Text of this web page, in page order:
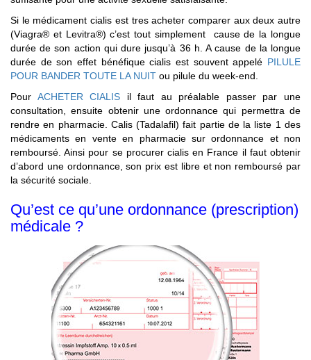
Si le médicament cialis est tres acheter comparer aux deux autre
(Viagra® et Levitra®) c’est tout simplement cause de la longue
durée de son action qui dure jusqu’à 36 h. A cause de la longue
durée de son effet bénéfique cialis est souvent appelé PILULE
POUR BANDER TOUTE LA NUIT ou pilule du week-end.
Pour ACHETER CIALIS il faut au préalable passer par une
consultation, ensuite obtenir une ordonnance qui permettra de
rendre en pharmacie. Calis (Tadalafil) fait partie de la liste 1 des
médicaments en vente en pharmacie sur ordonnance et non
remboursé. Ainsi pour se procurer cialis en France il faut obtenir
d’abord une ordonnance, son prix est libre et non remboursé par
la sécurité sociale.
Qu’est ce qu’une ordonnance (prescription)
médicale ?